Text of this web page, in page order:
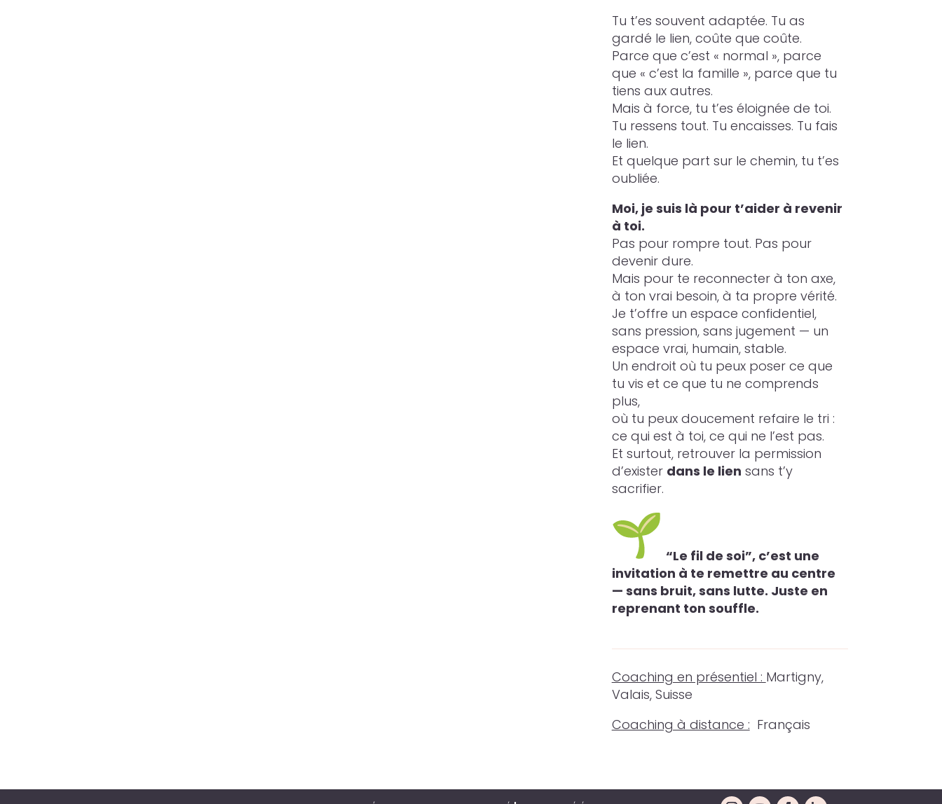
Tu t’es souvent adaptée. Tu as
gardé le lien, coûte que coûte.
Parce que c’est « normal », parce
que « c’est la famille », parce que tu
tiens aux autres.
Mais à force, tu t’es éloignée de toi.
Tu ressens tout. Tu encaisses. Tu fais
le lien.
Et quelque part sur le chemin, tu t’es
oubliée.
Moi, je suis là pour t’aider à revenir
à toi.
Pas pour rompre tout. Pas pour
devenir dure.
Mais pour te reconnecter à ton axe,
à ton vrai besoin, à ta propre vérité.
Je t’offre un espace confidentiel,
sans pression, sans jugement — un
espace vrai, humain, stable.
Un endroit où tu peux poser ce que
tu vis et ce que tu ne comprends
plus,
où tu peux doucement refaire le tri :
ce qui est à toi, ce qui ne l’est pas.
Et surtout, retrouver la permission
d’exister dans le lien sans t’y
sacrifier.
“Le fil de soi”, c’est une
invitation à te remettre au centre
— sans bruit, sans lutte. Juste en
reprenant ton souffle.
Coaching en présentiel : Martigny,
Valais, Suisse
Coaching à distance : Français